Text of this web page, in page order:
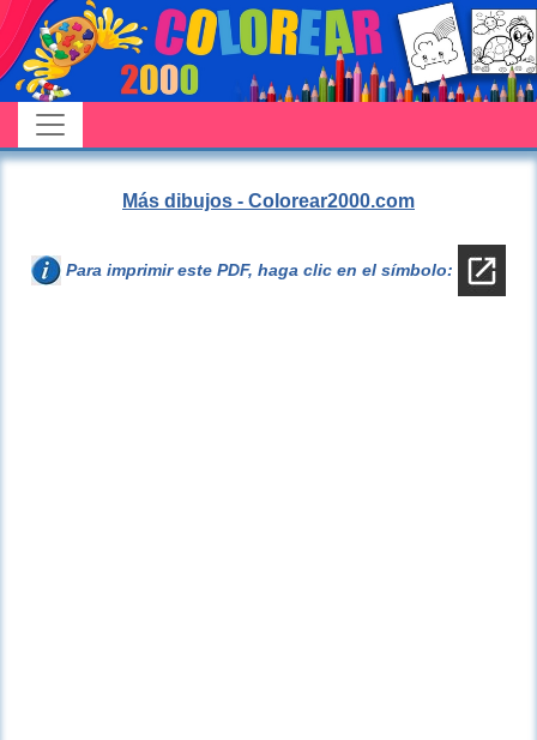
Más dibujos - Colorear2000.com
Para imprimir este PDF, haga clic en el símbolo: